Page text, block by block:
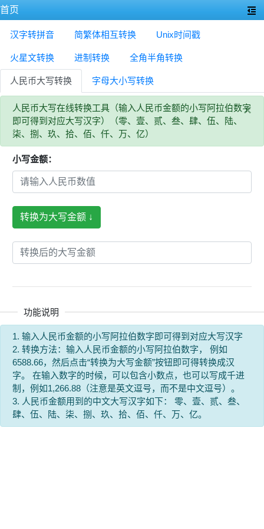
首页
汉字转拼音 简繁体相互转换 Unix时间戳
火星文转换 进制转换 全角半角转换
人民币大写转换 字母大小写转换
×
人民币大写在线转换工具（输入人民币金额的小写阿拉伯数字
即可得到对应大写汉字）（零、壹、贰、叁、肆、伍、陆、
柒、捌、玖、拾、佰、仟、万、亿）
小写金额：
功能说明
1. 输入人民币金额的小写阿拉伯数字即可得到对应大写汉字
2. 转换方法：输入人民币金额的小写阿拉伯数字， 例如
6588.66，然后点击“转换为大写金额”按钮即可得转换成汉
字。 在输入数字的时候，可以包含小数点，也可以写成千进
制，例如1,266.88（注意是英文逗号，而不是中文逗号）。
3. 人民币金额用到的中文大写汉字如下： 零、壹、贰、叁、
肆、伍、陆、柒、捌、玖、拾、佰、仟、万、亿。